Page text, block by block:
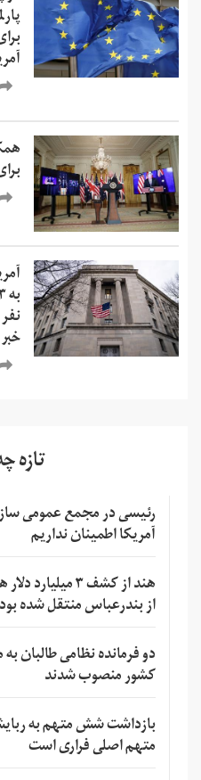
تازه
رئیسی در مجمع عمومی
آمریکا اطمینان نداریم
هند از کشف ۳
از بندرعباس منتقل شده
دو فرمانده نظامی طالبان
کشور منصوب شدند
بازداشت شش متهم به
متهم اصلی فراری است